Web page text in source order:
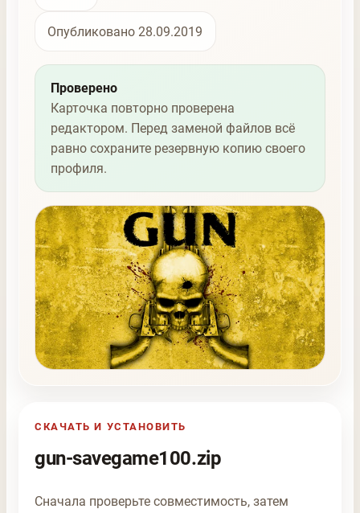
Опубликовано 28.09.2019
Проверено
Карточка повторно проверена
редактором. Перед заменой файлов всё
равно сохраните резервную копию своего
профиля.
СКАЧАТЬ И УСТАНОВИТЬ
gun-savegame100.zip
Сначала проверьте совместимость, затем